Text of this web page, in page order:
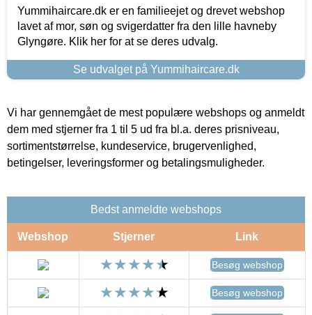
Yummihaircare.dk er en familieejet og drevet webshop
lavet af mor, søn og svigerdatter fra den lille havneby
Glyngøre. Klik her for at se deres udvalg.
Se udvalget på Yummihaircare.dk
Vi har gennemgået de mest populære webshops og anmeldt
dem med stjerner fra 1 til 5 ud fra bl.a. deres prisniveau,
sortimentstørrelse, kundeservice, brugervenlighed,
betingelser, leveringsformer og betalingsmuligheder.
Bedst anmeldte webshops
Webshop Stjerner Link
Besøg webshop
Besøg webshop